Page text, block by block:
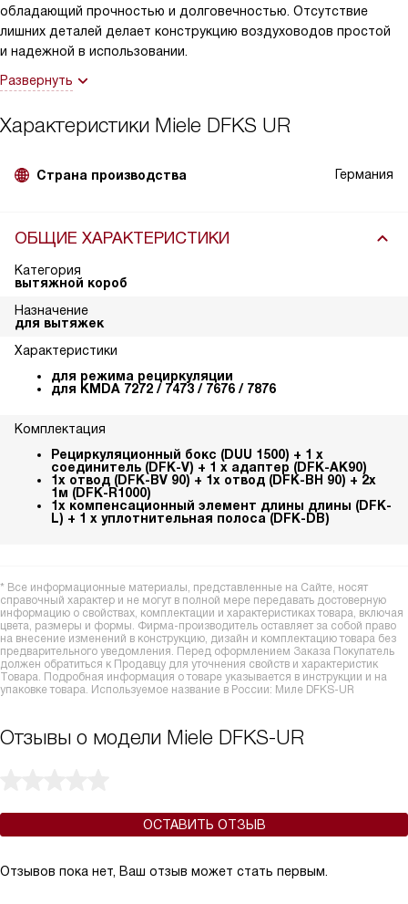
обладающий прочностью и долговечностью. Отсутствие
лишних деталей делает конструкцию воздуховодов простой
и надежной в использовании.
Развернуть
Характеристики Miele DFKS UR
Страна производства Германия
ОБЩИЕ ХАРАКТЕРИСТИКИ
Категория
вытяжной короб
Назначение
для вытяжек
Характеристики
для режима рециркуляции
для KMDA 7272 / 7473 / 7676 / 7876
Комплектация
Рециркуляционный бокс (DUU 1500) + 1 x
соединитель (DFK-V) + 1 x адаптер (DFK-AK90)
1x отвод (DFK-BV 90) + 1x отвод (DFK-BH 90) + 2x
1м (DFK-R1000)
1x компенсационный элемент длины длины (DFK-
L) + 1 x уплотнительная полоса (DFK-DB)
* Все информационные материалы, представленные на Сайте, носят
справочный характер и не могут в полной мере передавать достоверную
информацию о свойствах, комплектации и характеристиках товара, включая
цвета, размеры и формы. Фирма-производитель оставляет за собой право
на внесение изменений в конструкцию, дизайн и комплектацию товара без
предварительного уведомления. Перед оформлением Заказа Покупатель
должен обратиться к Продавцу для уточнения свойств и характеристик
Товара. Подробная информация о товаре указывается в инструкции и на
упаковке товара. Используемое название в России: Миле DFKS-UR
Отзывы о модели Miele DFKS-UR
ОСТАВИТЬ ОТЗЫВ
Отзывов пока нет, Ваш отзыв может стать первым.